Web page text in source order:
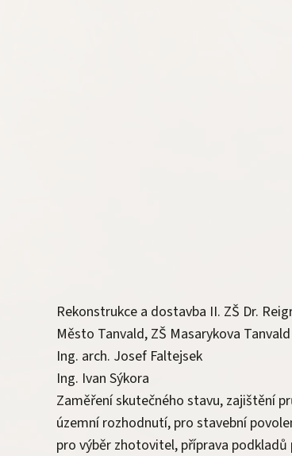
Rekonstrukce a dostavba II. ZŠ Dr.
Město Tanvald, ZŠ Masarykova Tanvald
Ing. arch. Josef Faltejsek
Ing. Ivan Sýkora
Zaměření skutečného stavu, zajištění
územní rozhodnutí, pro stavební
pro výběr zhotovitel, příprava